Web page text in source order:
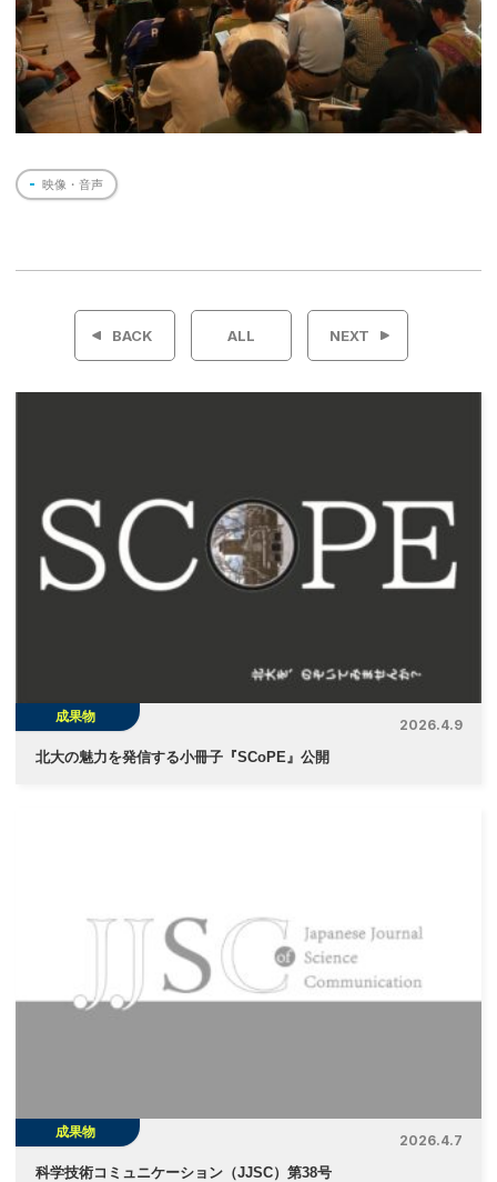
映像・音声
投
ー
シ
ョ
BACK ALL NEXT
成果物
2026.4.9
北大の魅力を発信する小冊子『SCoPE』公開
成果物
2026.4.7
科学技術コミュニケーション（JJSC）第38号